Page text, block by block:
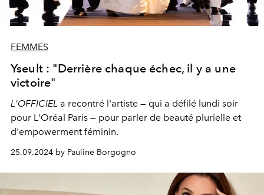
FEMMES
Yseult : "Derrière chaque échec, il y a une
victoire"
L'OFFICIEL a recontré l'artiste — qui a défilé lundi soir
pour L'Oréal Paris — pour parler de beauté plurielle et
d'empowerment féminin.
25.09.2024 by Pauline Borgogno